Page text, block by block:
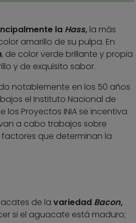
la Hass,la más
amarillo de su pulpa. En
, de color verde brillante y propia
y de exquisito sabor.
notablemente en los 50 años
el Instituto Nacional de
los Proyectos INIA se incentiva
a cabo trabajos sobre
que determinan la
de la variedad Bacon,
si el aguacate está maduro;